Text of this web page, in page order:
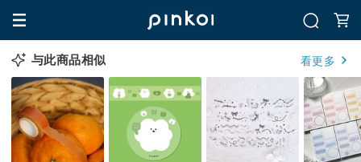
与此商品相似 看更多